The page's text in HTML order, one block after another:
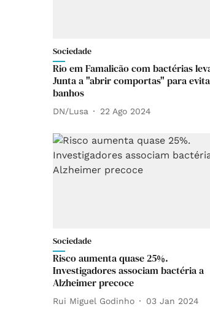
Sociedade
Rio em Famalicão com bactérias
Junta a "abrir comportas" para
banhos
DN/Lusa 22 Ago 2024
Sociedade
Risco aumenta quase 25%.
Investigadores associam bactéria a
Alzheimer precoce
Rui Miguel Godinho 03 Jan 2024